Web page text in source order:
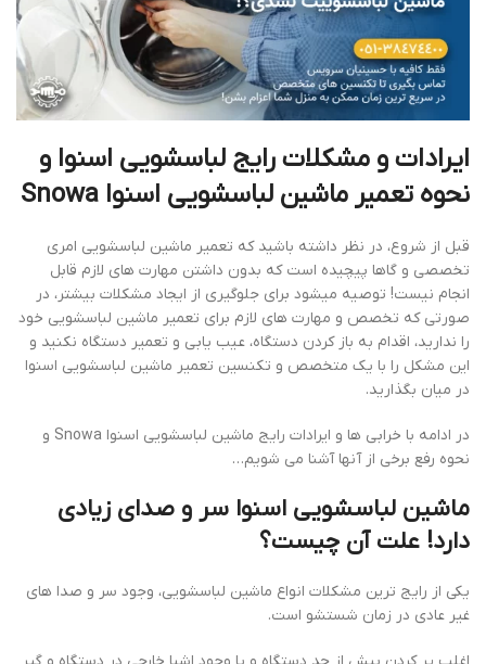
ایرادات و مشکلات رایج لباسشویی اسنوا و
نحوه تعمیر ماشین لباسشویی اسنوا Snowa
قبل از شروع، در نظر داشته باشید که تعمیر ماشین لباسشویی امری
تخصصی و گاها پیچیده است که بدون داشتن مهارت های لازم قابل
انجام نیست! توصیه میشود برای جلوگیری از ایجاد مشکلات بیشتر، در
صورتی که تخصص و مهارت های لازم برای تعمیر ماشین لباسشویی خود
را ندارید، اقدام به باز کردن دستگاه، عیب یابی و تعمیر دستگاه نکنید و
این مشکل را با یک متخصص و تکنسین تعمیر ماشین لباسشویی اسنوا
در میان بگذارید.
در ادامه با خرابی ها و ایرادات رایج ماشین لباسشویی اسنوا Snowa و
نحوه رفع برخی از آنها آشنا می شویم…
ماشین لباسشویی اسنوا سر و صدای زیادی
دارد! علت آن چیست؟
یکی از رایج ترین مشکلات انواع ماشین لباسشویی، وجود سر و صدا های
غیر عادی در زمان شستشو است.